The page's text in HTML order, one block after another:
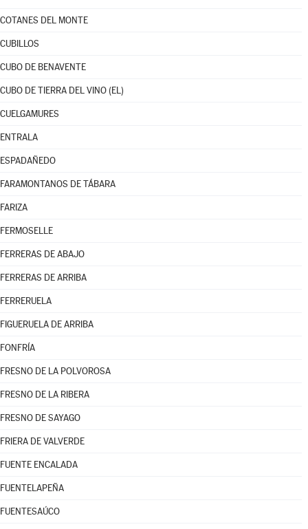
COTANES DEL MONTE
CUBILLOS
CUBO DE BENAVENTE
CUBO DE TIERRA DEL VINO (EL)
CUELGAMURES
ENTRALA
ESPADAÑEDO
FARAMONTANOS DE TÁBARA
FARIZA
FERMOSELLE
FERRERAS DE ABAJO
FERRERAS DE ARRIBA
FERRERUELA
FIGUERUELA DE ARRIBA
FONFRÍA
FRESNO DE LA POLVOROSA
FRESNO DE LA RIBERA
FRESNO DE SAYAGO
FRIERA DE VALVERDE
FUENTE ENCALADA
FUENTELAPEÑA
FUENTESAÚCO